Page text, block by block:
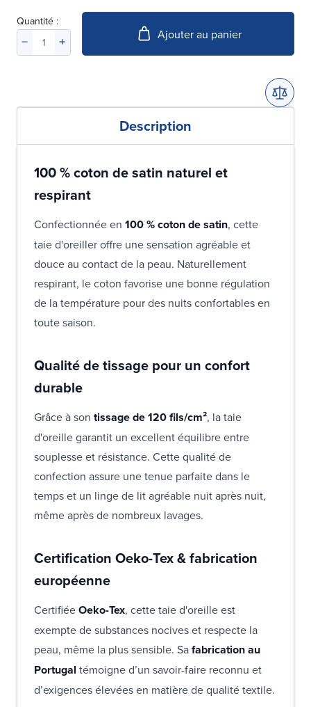
Quantité :
Ajouter au panier
Description
100 % coton de satin naturel et
respirant
Confectionnée en 100 % coton de satin, cette
taie d'oreiller offre une sensation agréable et
douce au contact de la peau. Naturellement
respirant, le coton favorise une bonne régulation
de la température pour des nuits confortables en
toute saison.
Qualité de tissage pour un confort
durable
Grâce à son tissage de 120 fils/cm², la taie
d'oreille garantit un excellent équilibre entre
souplesse et résistance. Cette qualité de
confection assure une tenue parfaite dans le
temps et un linge de lit agréable nuit après nuit,
même après de nombreux lavages.
Certification Oeko-Tex & fabrication
européenne
CertifiéeOeko-Tex, cette taie d'oreille est
exempte de substances nocives et respecte la
peau, même la plus sensible. Safabrication au
Portugal témoigne d’un savoir-faire reconnu et
d’exigences élevées en matière de qualité textile.